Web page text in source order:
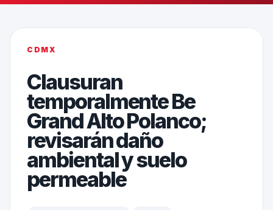
CDMX
Clausuran
temporalmente Be
Grand Alto Polanco;
revisarán daño
ambiental y suelo
permeable